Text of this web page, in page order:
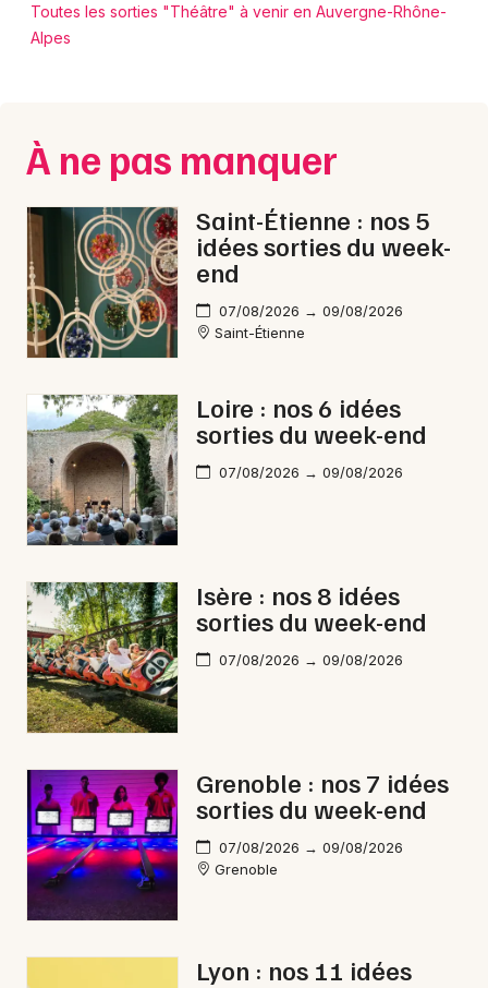
Toutes les sorties "Théâtre" à venir en Auvergne-Rhône-
Alpes
À ne pas manquer
Saint-Étienne : nos 5
idées sorties du week-
end
07/08/2026 → 09/08/2026
Saint-Étienne
Loire : nos 6 idées
sorties du week-end
07/08/2026 → 09/08/2026
Isère : nos 8 idées
sorties du week-end
07/08/2026 → 09/08/2026
Grenoble : nos 7 idées
sorties du week-end
07/08/2026 → 09/08/2026
Grenoble
Lyon : nos 11 idées